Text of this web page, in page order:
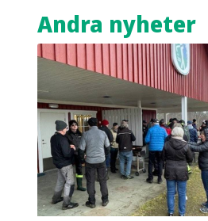
Andra nyheter